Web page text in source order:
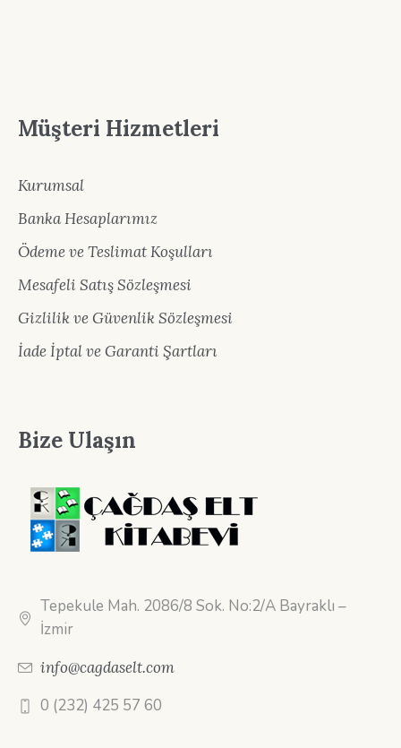
Müşteri Hizmetleri
Kurumsal
Banka Hesaplarımız
Ödeme ve Teslimat Koşulları
Mesafeli Satış Sözleşmesi
Gizlilik ve Güvenlik Sözleşmesi
İade İptal ve Garanti Şartları
Bize Ulaşın
Tepekule Mah. 2086/8 Sok. No:2/A Bayraklı –
İzmir
info@cagdaselt.com
0 (232) 425 57 60